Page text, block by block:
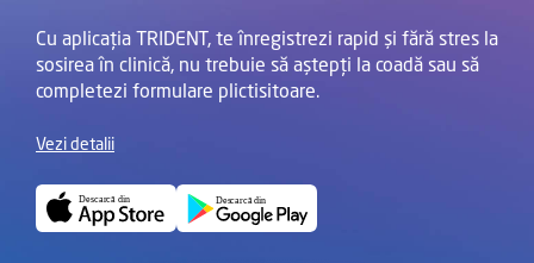
Cu aplicația TRIDENT, te înregistrezi rapid și fără stres la
sosirea în clinică, nu trebuie să aștepți la coadă sau să
completezi formulare plictisitoare.
Vezi detalii